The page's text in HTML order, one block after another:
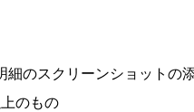
細のスクリーンショットの
のもの